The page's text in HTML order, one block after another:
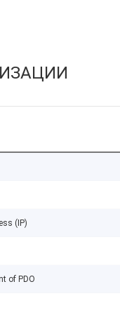
(IP)
of PDO